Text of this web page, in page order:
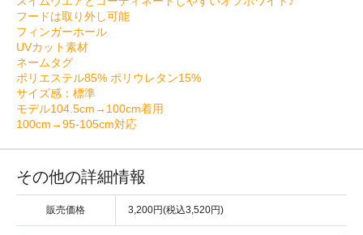
フードは取り外し可能
フィンガーホール
UVカット素材
ネームタグ
ポリエステル85% ポリウレタン15%
サイズ感：標準
モデル104.5cm→100cm着用
100cm→95-105cm対応
その他の詳細情報
販売価格 3,200円(税込3,520円)